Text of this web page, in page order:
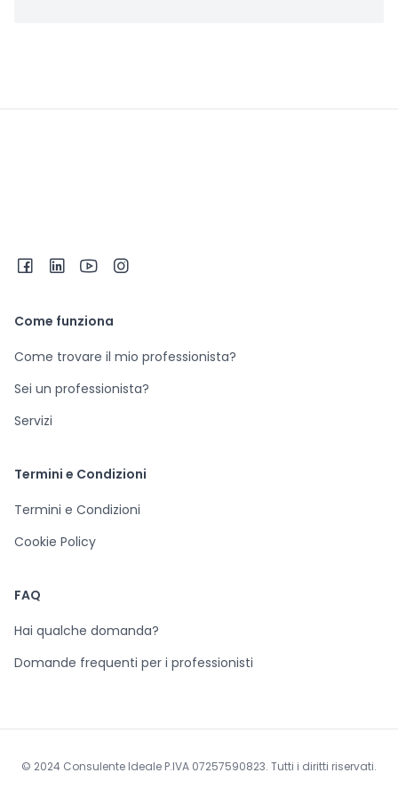
Come funziona
Come trovare il mio professionista?
Sei un professionista?
Servizi
Termini e Condizioni
Termini e Condizioni
Cookie Policy
FAQ
Hai qualche domanda?
Domande frequenti per i professionisti
© 2024 Consulente Ideale P.IVA 07257590823. Tutti i diritti riservati.